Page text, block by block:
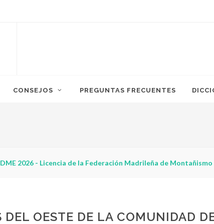
CONSEJOS PREGUNTAS FRECUENTES
2026 - Licencia de la Federación Madrileña de Montañismo
OESTE DE LA COMUNIDAD